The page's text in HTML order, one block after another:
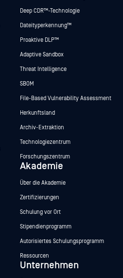
Deep CDR™-Technologie
Dateityperkennung™
Proaktive DLP™
Adaptive Sandbox
Threat Intelligence
SBOM
File-Based Vulnerability Assessment
Herkunftsland
Archiv-Extraktion
Technologiezentrum
Forschungszentrum
Akademie
Über die Akademie
Zertifizierungen
Schulung vor Ort
Stipendienprogramm
Autorisiertes Schulungsprogramm
Ressourcen
Unternehmen